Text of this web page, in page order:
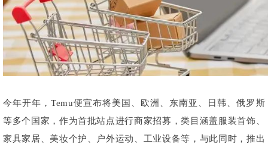
今年开年，Temu便宣布将美国、欧洲、东南亚、日韩、俄罗斯
等多个国家，作为首批站点进行商家招募，类目涵盖服装首饰、
家具家居、美妆个护、户外运动、工业设备等，与此同时，推出